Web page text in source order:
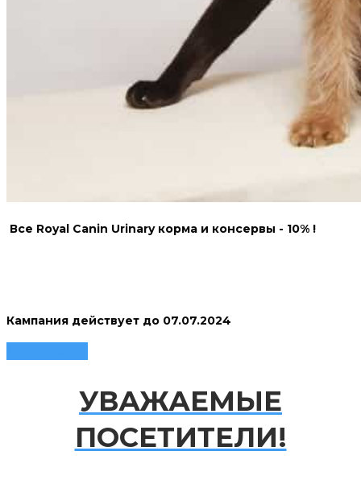
Все Royal Canin Urinary корма и консервы - 10% !
Кампания действует до 07.07.2024
УВАЖАЕМЫЕ
ПОСЕТИТЕЛИ!